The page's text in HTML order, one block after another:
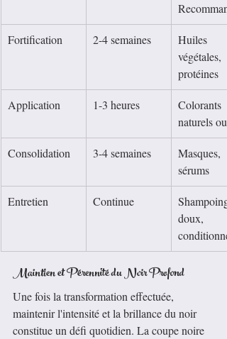
Fortification 2-4 semaines
Huiles
végétales,
protéines
Application 1-3 heures
Colorants
naturels ou
Consolidation 3-4 semaines
Masques,
sérums
Entretien Continue
doux,
Maintien et Pérennité du Noir Profond
Une fois la transformation effectuée,
maintenir l'intensité et la brillance du noir
constitue un défi quotidien. La coupe noire